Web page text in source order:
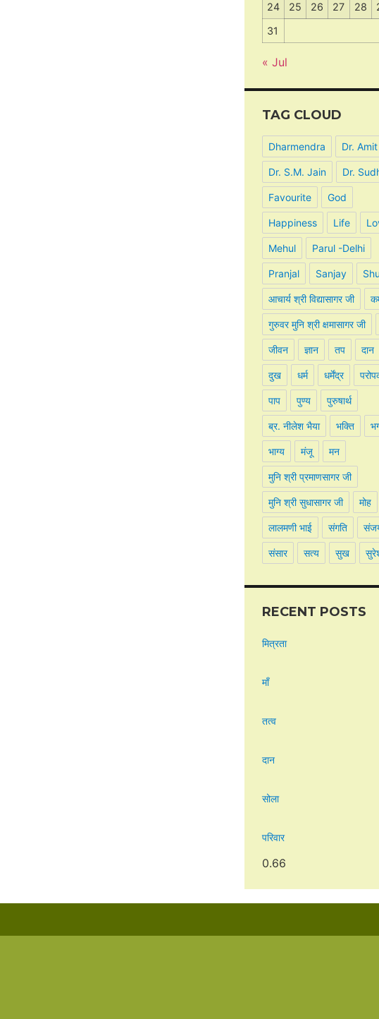
24
25 26 27 28
31
« Jul
TAG CLOUD
Dharmendra Dr. Amit
Dr. S.M. Jain Dr.
Favourite God
Happiness Life
Mehul Parul -Delhi
Pranjal Sanjay
आचार्य श्री विद्यासागर जी
गुरुवर मुनि श्री क्षमासागर जी
जीवन ज्ञान तप दान
दुख धर्म धर्मेंद्र
पाप पुण्य पुरुषार्थ
ब्र. नीलेश भैया भक्ति
भाग्य मंजू मन
मुनि श्री प्रमाणसागर जी
मुनि श्री सुधासागर जी मोह
लालमणी भाई संगति
संसार सत्य सुख
RECENT POSTS
मित्रता
माँ
तत्व
दान
सोला
परिवार